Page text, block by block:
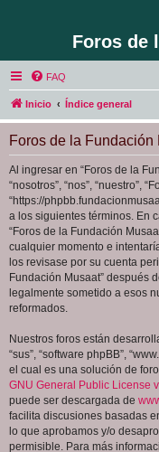
Foros de
FAQ
Inicio Índice general
Foros de la
Al ingresar en “Foros de la
“nosotros”, “nos”, “nuestro”,
“https://
a los siguientes términos. En
“Foros de la Fundación
cualquier momento e
los revisase por su cuenta
Fundación Musaat” después
legalmente sometido a esos
reformados.
Nuestros foros están
“sus”, “software phpBB”,
el cual es una solución de
GNU General Public License
puede ser descargada de
facilita discusiones basadas
lo que aprobamos y/o
permisible. Para más